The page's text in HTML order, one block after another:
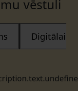
vēstuli
Digitālais